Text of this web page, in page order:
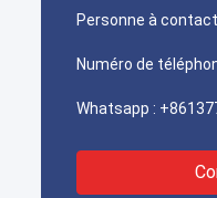
Personne à
Numéro de
Whatsapp :